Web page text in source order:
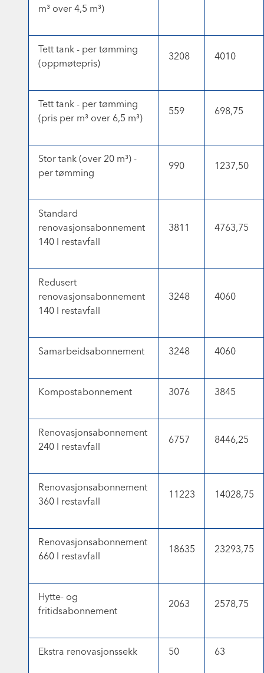
m³ over 4,5 m³)
Tett tank - per tømming
(oppmøtepris)
3208 4010
Tett tank - per tømming
(pris per m³ over 6,5 m³)
559 698,75
Stor tank (over 20 m³) -
per tømming
990 1237,50
Standard
renovasjonsabonnement
140 l restavfall
3811 4763,75
Redusert
renovasjonsabonnement
140 l restavfall
3248 4060
Samarbeidsabonnement 3248 4060
Kompostabonnement 3076 3845
Renovasjonsabonnement
240 l restavfall
6757 8446,25
Renovasjonsabonnement
360 l restavfall
11223 14028,75
Renovasjonsabonnement
660 l restavfall
18635 23293,75
Hytte- og
fritidsabonnement
2063 2578,75
Ekstra renovasjonssekk 50 63